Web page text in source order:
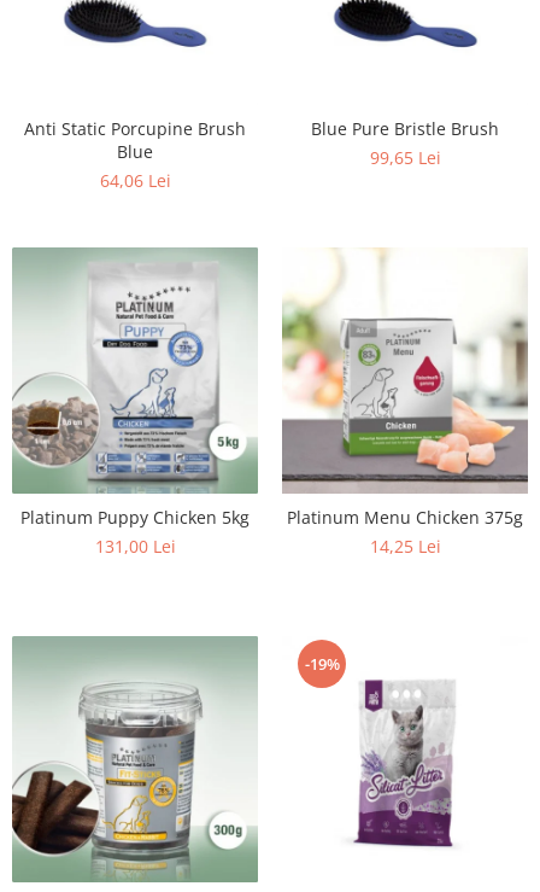
Anti Static Porcupine Brush
Blue
64,06 Lei
Blue Pure Bristle Brush
99,65 Lei
Platinum Puppy Chicken 5kg
131,00 Lei
Platinum Menu Chicken 375g
14,25 Lei
-19%